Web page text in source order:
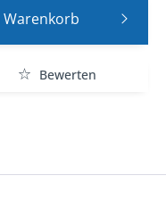
Warenkorb
Bewerten